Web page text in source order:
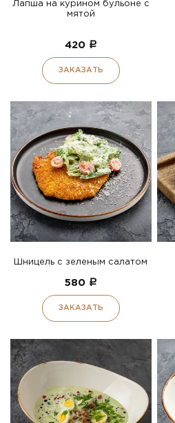
Лапша на курином бульоне с
мятой
420 a
ЗАКАЗАТЬ
Шницель с зеленым салатом
580 a
ЗАКАЗАТЬ